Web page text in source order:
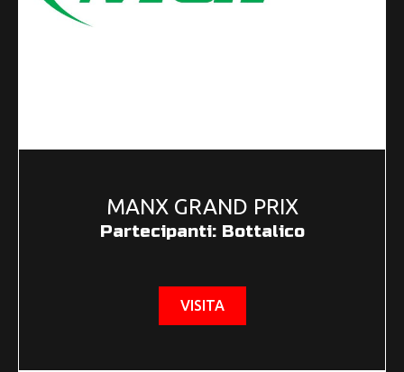
MANX GRAND PRIX
Partecipanti: Bottalico
VISITA